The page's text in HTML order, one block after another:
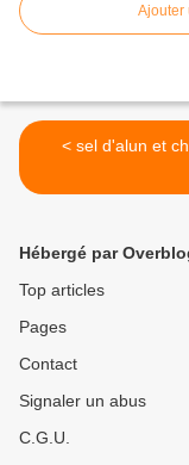
Ajouter
< sel d'alun et
Hébergé par
Top articles
Pages
Contact
Signaler un abus
C.G.U.